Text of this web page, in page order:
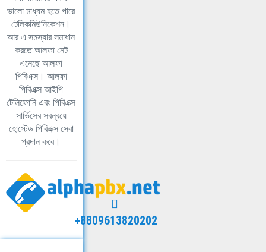
ভালো মাধ্যম হতে পারে
টেলিকমিউনিকেশন।
আর এ সমস্যার সমাধান
করতে আলফা নেট
এনেছে আলফা
পিবিএক্স। আলফা
পিবিএক্স আইপি
টেলিফোনি এবং পিবিএক্স
সার্ভিসের সবন্বয়ে
হোস্টেড পিবিএক্স সেবা
প্রদান করে।
+8809613820202